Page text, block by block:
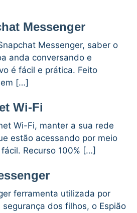
Messenger
Messenger, saber o
anda conversando e
é fácil e prática. Feito
[…]
Wi-Fi
Wi-Fi, manter a sua rede
estão acessando por meio
Recurso 100% […]
ferramenta utilizada por
dos filhos, o Espião